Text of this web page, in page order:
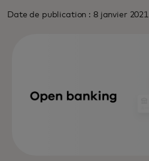
Date de publication : 8 janvier 2021